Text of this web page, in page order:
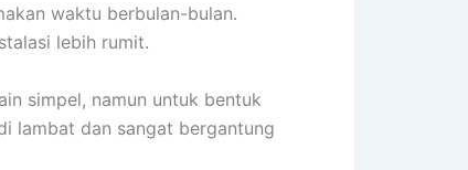
waktu berbulan-bulan.
lebih rumit.
simpel, namun untuk bentuk
lambat dan sangat bergantung